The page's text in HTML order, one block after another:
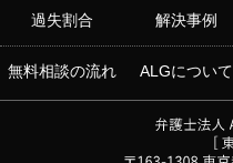
過失割合 解決事例
無料相談の流れ ALGについて